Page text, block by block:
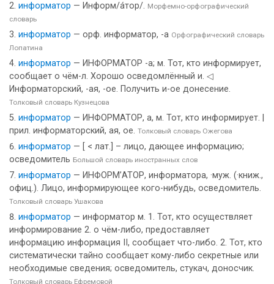
информатор — Информ/а́тор/. Морфемно-орфографический
словарь
информатор — орф. информатор, -а Орфографический словарь
Лопатина
информатор — ИНФОРМАТОР -а; м. Тот, кто информирует,
сообщает о чём-л. Хорошо осведомлённый и. ◁
Информаторский, -ая, -ое. Получить и-ое донесение.
Толковый словарь Кузнецова
информатор — ИНФОРМАТОР, а, м. Тот, кто информирует. |
прил. информаторский, ая, ое. Толковый словарь Ожегова
информатор — [ < лат.] – лицо, дающее информацию;
осведомитель Большой словарь иностранных слов
информатор — ИНФОРМ’АТОР, информатора, ·муж. (·книж.,
офиц.). Лицо, информирующее кого-нибудь, осведомитель.
Толковый словарь Ушакова
информатор — информатор м. 1. Тот, кто осуществляет
информирование 2. о чём-либо, предоставляет
информацию информация II, сообщает что-либо. 2. Тот, кто
систематически тайно сообщает кому-либо секретные или
необходимые сведения; осведомитель, стукач, доносчик.
Толковый словарь Ефремовой